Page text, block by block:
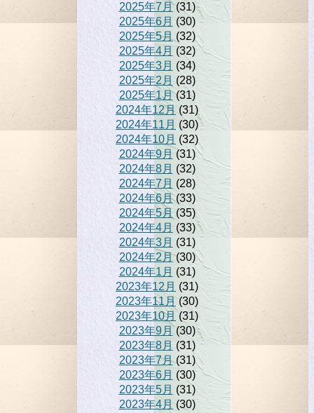
2025年7月(31)
2025年6月(30)
2025年5月 (32)
2025年4月 (32)
2025年3月 (34)
2025年2月 (28)
2025年1月(31)
2024年12月 (31)
2024年11月 (30)
2024年10月 (32)
2024年9月 (31)
2024年8月 (32)
2024年7月 (28)
2024年6月(33)
2024年5月(35)
2024年4月 (33)
2024年3月 (31)
2024年2月(30)
2024年1月 (31)
2023年12月 (31)
2023年11月(30)
2023年10月(31)
2023年9月 (30)
2023年8月(31)
2023年7月(31)
2023年6月 (30)
2023年5月 (31)
2023年4月 (30)